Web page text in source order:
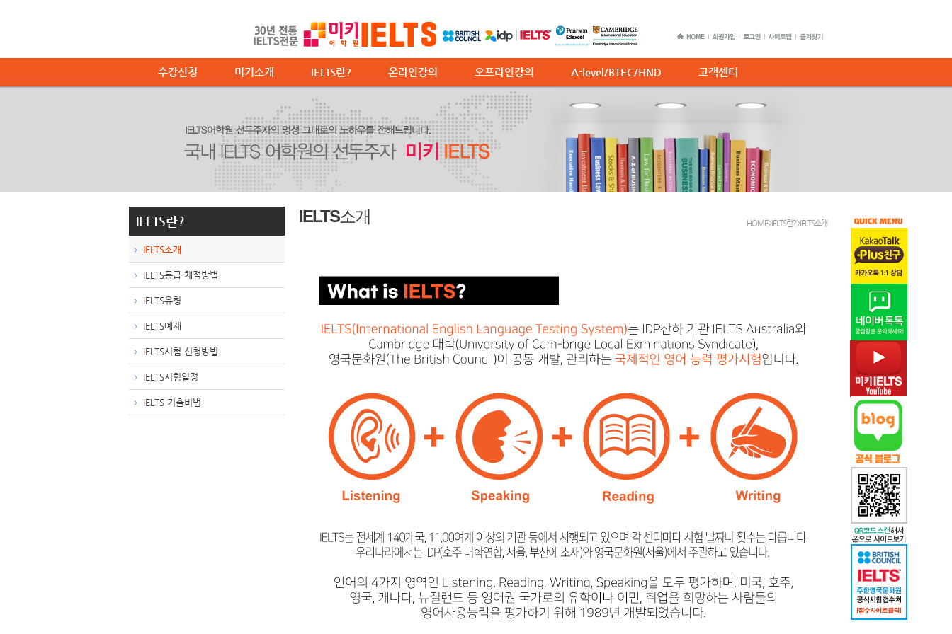
수강신청 미키소개 IELTS란? 온라인강의 오프라인강의 A-level/BTEC/HND 고객센터
IELTS란?
IELTS소개
IELTS등급 채점방법
IELTS유형
IELTS예제
IELTS시험 신청방법
IELTS시험일정
IELTS 기출비법
IELTS소개 HOME>IELTS란?>IELTS소개